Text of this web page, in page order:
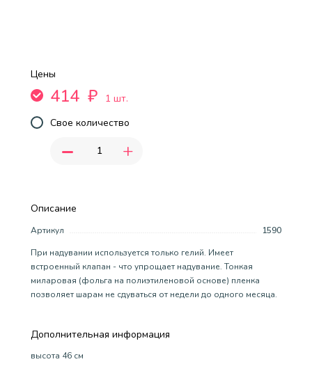
Описание
Артикул
1590
При надувании используется только гелий. Имеет
встроенный клапан - что упрощает надувание. Тонкая
миларовая (фольга на полиэтиленовой основе) пленка
позволяет шарам не сдуваться от недели до одного месяца.
Дополнительная информация
высота 46 см
Цены
414 ₽
1 шт.
Свое количество
- +